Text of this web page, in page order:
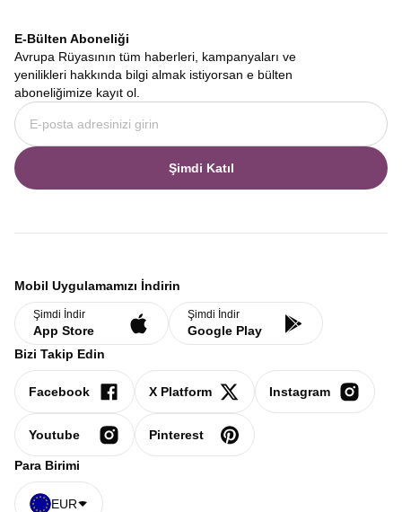
başkentlerinin cıvıl cıvıl meydanlarına, gemi yolculuklarının
romantizminden otobüs yolculuklarının panoramik keyfine kadar
her anı dolu dolu yaşamak içinAvrupa Rüyasıdoğru tercihtir.
İskandinav Turları ,Norveç Fiyortları Turu
Fiyatları
inceleyebilir, hayalinizdeki rotayı bugün planlamaya
başlayabilirsiniz.
E-Bülten Aboneliği
Avrupa Rüyasının tüm haberleri, kampanyaları ve
yenilikleri hakkında bilgi almak istiyorsan e bülten
aboneliğimize kayıt ol.
Şimdi Katıl
Mobil Uygulamamızı İndirin
Şimdi İndir
App Store
Şimdi İndir
Google Play
Bizi Takip Edin
Facebook X Platform Instagram
Youtube Pinterest
Para Birimi
EUR